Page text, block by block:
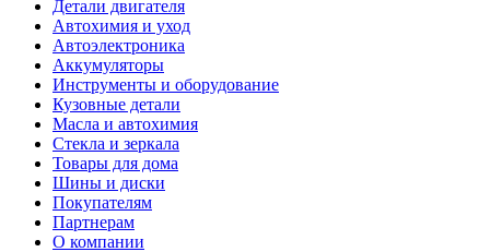
Детали двигателя
Автохимия и уход
Автоэлектроника
Аккумуляторы
Инструменты и оборудование
Кузовные детали
Масла и автохимия
Стекла и зеркала
Товары для дома
Шины и диски
Покупателям
Партнерам
О компании